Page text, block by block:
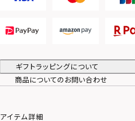
ギフトラッピングについて
商品についてのお問い合わせ
アイテム詳細